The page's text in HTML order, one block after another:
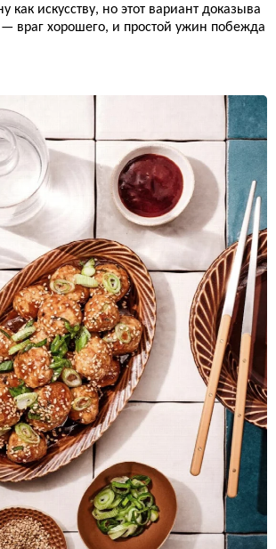
как искусству, но этот вариант доказыва
враг хорошего, и простой ужин побежда